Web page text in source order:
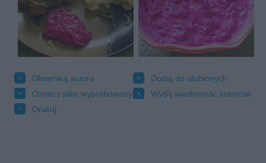
Obserwuj autora
Dodaj do ulubionych
Oznacz jako wypróbowany
Wyślij wiadomość autorowi
Drukuj